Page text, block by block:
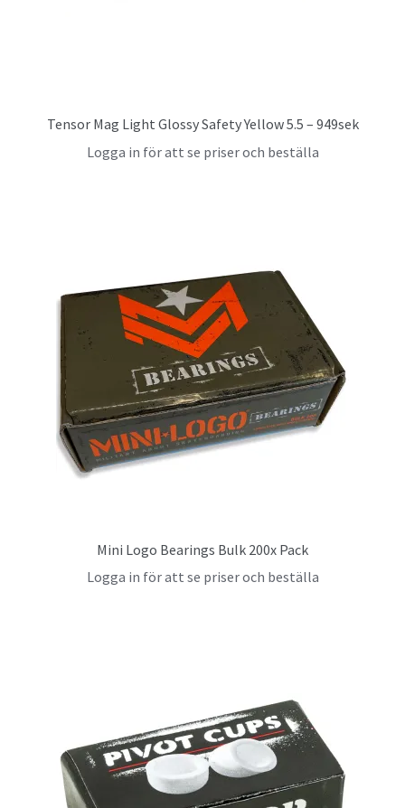
Tensor Mag Light Glossy Safety Yellow 5.5 – 949sek
Logga in för att se priser och beställa
Mini Logo Bearings Bulk 200x Pack
Logga in för att se priser och beställa